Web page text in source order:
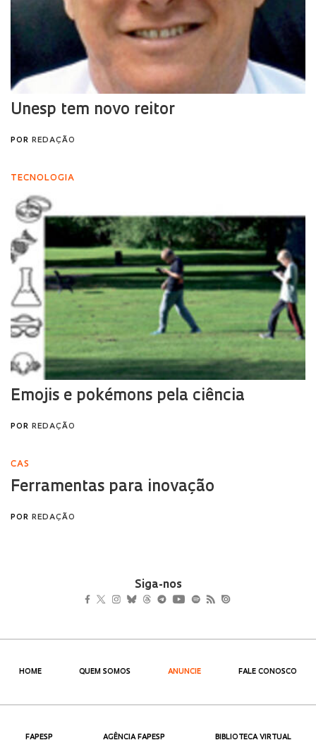
Siga-nos
HOME QUEM SOMOS ANUNCIE FALE CONOSCO
FAPESP AGÊNCIA FAPESP BIBLIOTECA VIRTUAL